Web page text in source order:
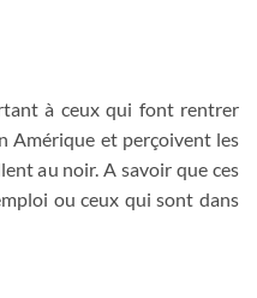
à ceux qui font rentrer
Amérique et perçoivent les
au noir. A savoir que ces
ou ceux qui sont dans